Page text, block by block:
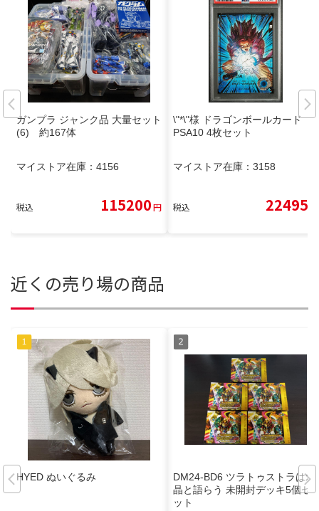
ガンプラ ジャンク品 大量セット
(6) 約167体
マイストア在庫： 4156
税込 115200円
\"*\"様 ドラゴンボールカード
PSA10 4枚セット
マイストア在庫： 3158
税込 22495
近くの売り場の商品
HYED ぬいぐるみ
DM24-BD6 ツラトゥストラは水
晶と語らう 未開封デッキ5個セ
ット